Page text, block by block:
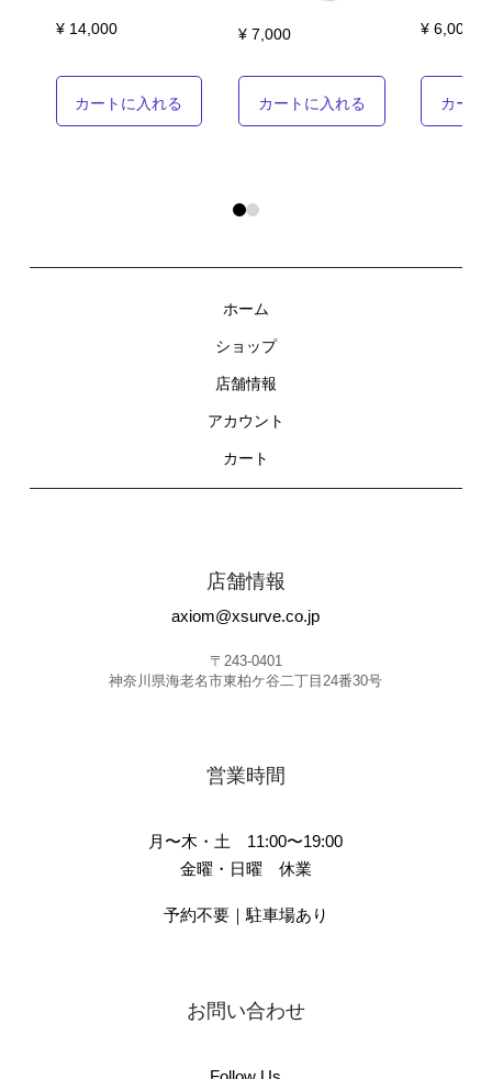
¥ 14,000
カートに入れる
¥ 7,000
カートに入れる
¥ 6,000
カート
0 1
ホーム
ショップ
店舗情報
アカウント
カート
店舗情報
axiom@xsurve.co.jp
〒243-0401
神奈川県海老名市東柏ケ谷二丁目24番30号
営業時間
月〜木・土 11:00〜19:00
金曜・日曜 休業
予約不要｜駐車場あり
お問い合わせ